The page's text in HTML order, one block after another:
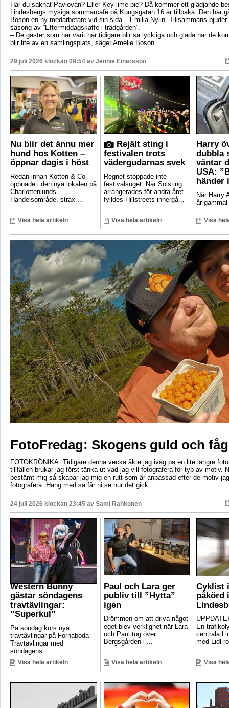
Har du saknat Pavlovan? Eller Key lime pie? Då kommer ett glädjande
Lindesbergs mysiga sommarcafé på Kungsgatan 16 är tillbaka. Den här
Boson en ny medarbetare vid sin sida – Emilia Nylin. Tillsammans
säsong av ”Eftermiddagskaffe i trädgården”.
– De gäster som har varit här tidigare blir så lyckliga och glada när de
blir lite av en samlingsplats, säger Amelie Boson.
29 juli 2026 klockan 09:54 av Jennie Einarsson
Nu blir det ännu mer
hund hos Kotten –
öppnar dagis i höst
Redan innan Kotten & Co
öppnade i den nya lokalen på
Charlottenlunds
Handelsområde, strax ...
Visa hela artikeln
Rejält sting i
festivalen trots
vädergudarnas svek
Regnet stoppade inte
festivalsuget. När Solsting
arrangerades för andra året
fylldes Hillstreets innergå...
Visa hela artikeln
Harry
dubbla
väntar
USA:
händer
När Harry
år
Visa
FotoFredag: Skogens guld och
FOTOKRÖNIKA: Tidigare denna vecka åkte jag iväg på en lite längre
tillfällen brukar jag först tänka ut vad jag vill fotografera för typ av motiv.
bestämt mig så skapar jag mig en rutt som är anpassad efter de motiv
fotografera. Häng med så får ni se hur det gick…
24 juli 2026 klockan 23:45 av Sami Rahkonen
Western Bunny
gästar söndagens
travtävlingar:
”Superkul”
På söndag körs nya
travtävlingar på Fornaboda
Travtävlingar med
söndagens ...
Visa hela artikeln
Paul och Lara ger
publiv till ”Hytta”
igen
Drömmen om att driva något
eget blev verklighet när Lara
och Paul tog över
Bergsgården i ...
Visa hela artikeln
Cyklist
påkörd
En
centrala
med Lidl-
Visa